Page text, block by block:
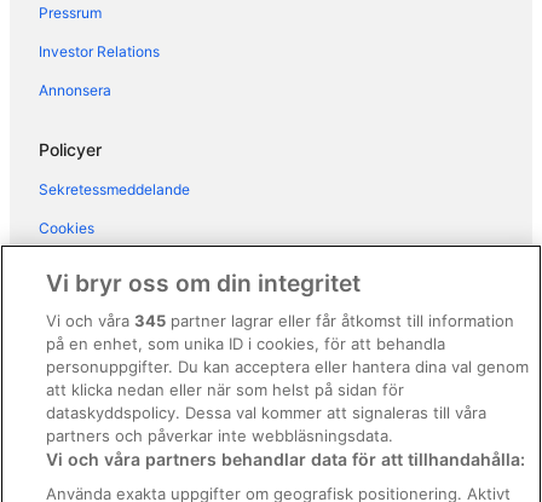
Hotell i Lughetto di Campagnalupia
Hotell i Masera di Padova
Hotell i Mira
Hotell i Mirano
Hotell i Montegrotto Terme
Hotell i Padova
Hotell i Peraga
Hotell i Rubano
Hotell i Sottomarina
Pressrum
Investor Relations
Annonsera
Policyer
Sekretessmeddelande
Cookies
Regler och villkor för Vrbo
Tillgänglighetsanpassning
Juridisk information/Kontakta oss
Riktlinjer för innehåll och anmäla innehåll
Vi bryr oss om din integritet
Vi och våra345 partner lagrar eller får åtkomst till information
på en enhet, som unika ID i cookies, för att behandla
personuppgifter. Du kan acceptera eller hantera dina val genom
att klicka nedan eller när som helst på sidan för
dataskyddspolicy. Dessa val kommer att signaleras till våra
partners och påverkar inte webbläsningsdata.
Vi och våra partners behandlar data för att tillhandahålla:
Använda exakta uppgifter om geografisk positionering. Aktivt